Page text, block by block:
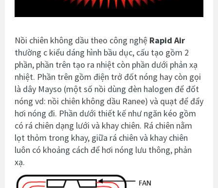
Nồi chiên không dầu theo công nghệ Rapid Air
thường c kiểu dáng hình bầu dục, cấu tạo gồm 2
phần, phần trên tạo ra nhiệt còn phần dưới phản xạ
nhiệt. Phần trên gồm điện trở đốt nóng hay còn gọi
là dây Mayso (một số nồi dùng đèn halogen để đốt
nóng vd: nồi chiên không dầu Ranee) và quạt để đẩy
hơi nóng đi. Phần dưới thiết kế như ngăn kéo gồm
có rá chiên dạng lưới và khay chiên. Rá chiên nằm
lọt thỏm trong khay, giữa rá chiên và khay chiên
luôn có khoảng cách để hơi nóng lưu thông, phản
xạ.